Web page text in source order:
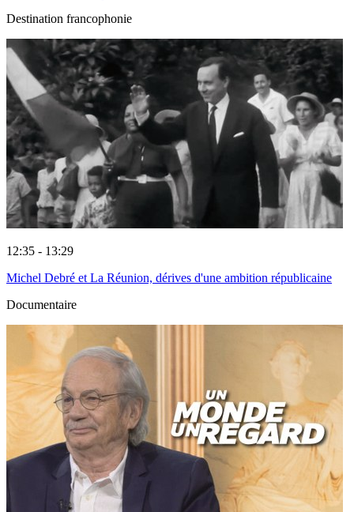
Destination francophonie
12:35 - 13:29
Michel Debré et La Réunion, dérives d'une ambition républicaine
Documentaire